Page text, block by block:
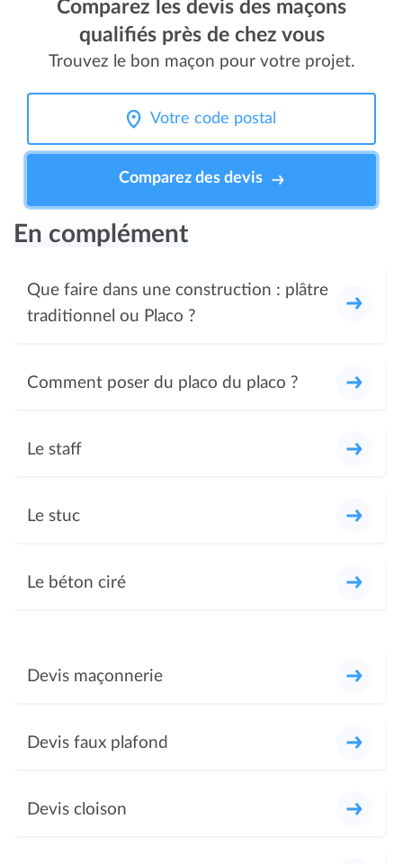
Comparez les devis des maçons
qualifiés près de chez vous
Trouvez le bon maçon pour votre projet.
Comparez des devis
En complément
Que faire dans une construction : plâtre
traditionnel ou Placo ?
Comment poser du placo du placo ?
Le staff
Le stuc
Le béton ciré
Devis maçonnerie
Devis faux plafond
Devis cloison